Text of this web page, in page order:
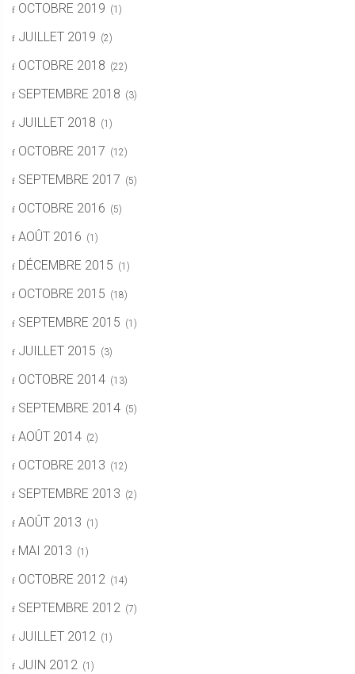
OCTOBRE 2019 (1)
JUILLET 2019 (2)
OCTOBRE 2018 (22)
SEPTEMBRE 2018 (3)
JUILLET 2018 (1)
OCTOBRE 2017 (12)
SEPTEMBRE 2017 (5)
OCTOBRE 2016 (5)
AOÛT 2016 (1)
DÉCEMBRE 2015 (1)
OCTOBRE 2015 (18)
SEPTEMBRE 2015 (1)
JUILLET 2015 (3)
OCTOBRE 2014 (13)
SEPTEMBRE 2014 (5)
AOÛT 2014 (2)
OCTOBRE 2013 (12)
SEPTEMBRE 2013 (2)
AOÛT 2013 (1)
MAI 2013 (1)
OCTOBRE 2012 (14)
SEPTEMBRE 2012 (7)
JUILLET 2012 (1)
JUIN 2012 (1)